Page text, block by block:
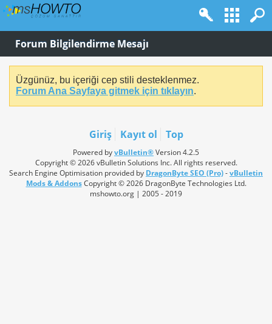
Forum Bilgilendirme Mesajı
Üzgünüz, bu içeriği cep stili desteklenmez.
Forum Ana Sayfaya gitmek için tıklayın.
Giriş Kayıt ol Top
Powered byvBulletin®Version 4.2.5
Copyright © 2026 vBulletin Solutions Inc. All rights reserved.
Search Engine Optimisation provided by DragonByte SEO (Pro)-vBulletin
Mods & AddonsCopyright © 2026 DragonByte Technologies Ltd.
mshowto.org | 2005 - 2019